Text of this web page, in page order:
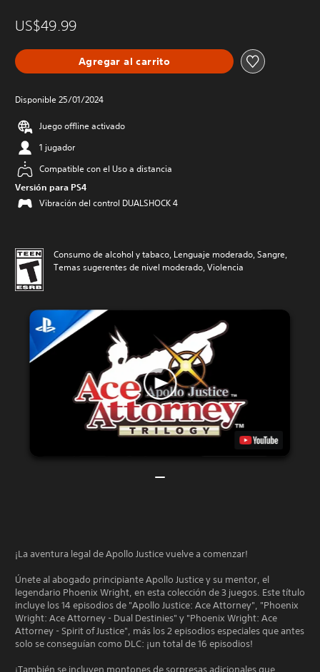
US$49.99
Agregar al carrito
Disponible 25/01/2024
Juego offline activado
1 jugador
Compatible con el Uso a distancia
Versión para PS4
Vibración del control DUALSHOCK 4
Consumo de alcohol y tabaco, Lenguaje moderado, Sangre,
Temas sugerentes de nivel moderado, Violencia
¡La aventura legal de Apollo Justice vuelve a comenzar!
Únete al abogado principiante Apollo Justice y su mentor, el
legendario Phoenix Wright, en esta colección de 3 juegos. Este título
incluye los 14 episodios de "Apollo Justice: Ace Attorney", "Phoenix
Wright: Ace Attorney - Dual Destinies" y "Phoenix Wright: Ace
Attorney - Spirit of Justice", más los 2 episodios especiales que antes
solo se conseguían como DLC: ¡un total de 16 episodios!
¡También se incluyen montones de sorpresas adicionales que